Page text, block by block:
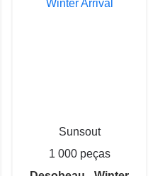
Sunsout
1 000 peças